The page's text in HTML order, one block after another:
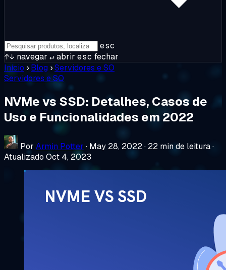
esc
↑↓ navegar ↵abrir esc fechar
Início › Blog ›Servidores e SO
Servidores e SO
NVMe vs SSD: Detalhes, Casos de
Uso e Funcionalidades em 2022
Por Armin Potter · May 28, 2022· 22 min de leitura·
Atualizado Oct 4, 2023